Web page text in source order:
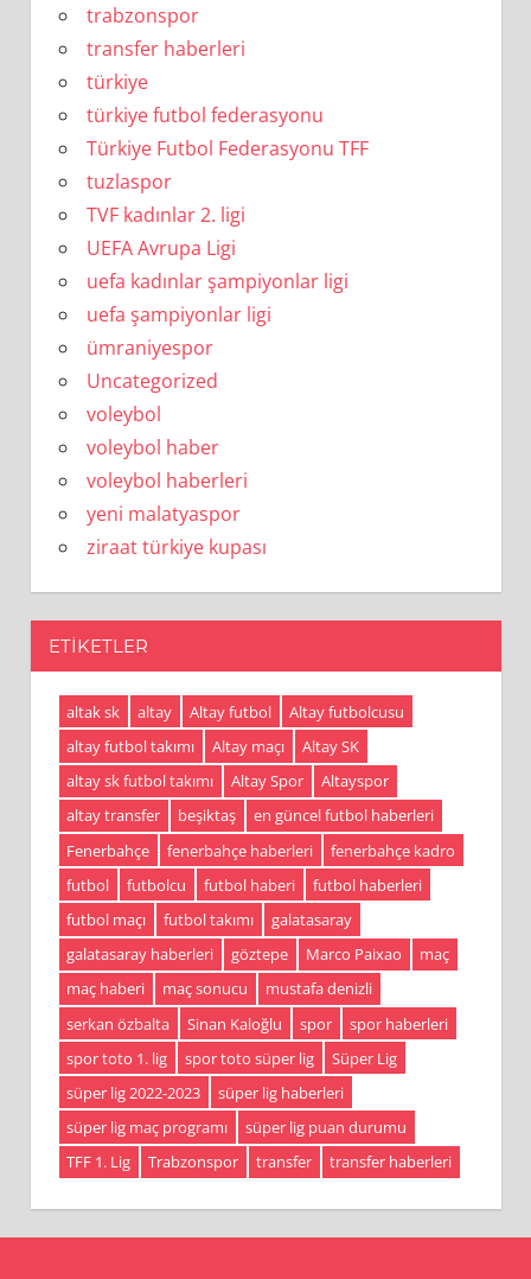
trabzonspor
transfer haberleri
türkiye
türkiye futbol federasyonu
Türkiye Futbol Federasyonu TFF
tuzlaspor
TVF kadınlar 2. ligi
UEFA Avrupa Ligi
uefa kadınlar şampiyonlar ligi
uefa şampiyonlar ligi
ümraniyespor
Uncategorized
voleybol
voleybol haber
voleybol haberleri
yeni malatyaspor
ziraat türkiye kupası
ETIKETLER
altak sk altay Altay futbol
Altay futbolcusu
altay futbol takımı
Altay maçı
Altay SK
altay sk futbol takımı
Altay Spor
Altayspor
altay transfer
beşiktaş
en güncel futbol haberleri
Fenerbahçe
fenerbahçe haberleri
fenerbahçe kadro
futbol
futbolcu futbol haberi
futbol haberleri
futbol maçı
futbol takımı
galatasaray
galatasaray haberleri
göztepe Marco Paixao
maç
maç haberi
maç sonucu
mustafa denizli
serkan özbalta
Sinan Kaloğlu spor
spor haberleri
spor toto 1. lig
spor toto süper lig
Süper Lig
süper lig 2022-2023
süper lig haberleri
süper lig maç programı
süper lig puan durumu
TFF 1. Lig
Trabzonspor transfer transfer haberleri